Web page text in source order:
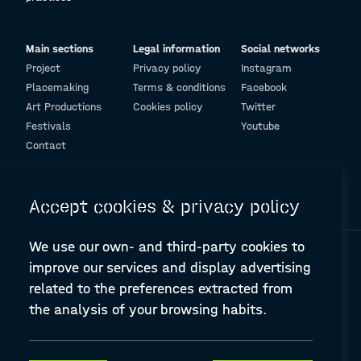
binnen kleinere kleinere patio. Deze trekt de
naar binnen. Door de omkering van een ruimte in een
ruimte ontstaat er een patio in een patio. Deze
omkeerbaarheid vormt een drempelloze
toegankelijkheid naar de innerlijke ruimte.
Zo wordt de onzichtbare wereld zichtbaar voor de
Main sections
Project
Placemaking
Art Productions
Festivals
Contact
Legal information
Privacy policy
Terms & conditions
Cookies policy
Social networks
Instagram
Facebook
Twitter
Youtube
Accept cookies & privacy policy
We use our own- and third-party cookies to
improve our services and display advertising
related to the preferences extracted from
the analysis of your browsing habits.